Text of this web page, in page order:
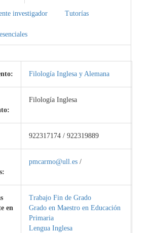
investigador Tutorías
Filología Inglesa y Alemana
Filología Inglesa
922317174 / 922319889
pmcarmo@ull.es /
en
Trabajo Fin de Grado
Grado en Maestro en Educación
Primaria
Lengua Inglesa